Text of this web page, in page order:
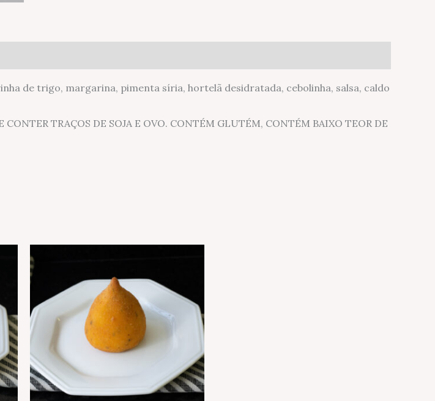
de trigo, margarina, pimenta síria, hortelã desidratada, cebolinha, salsa, caldo
TRAÇOS DE SOJA E OVO. CONTÉM GLUTÉM, CONTÉM BAIXO TEOR DE